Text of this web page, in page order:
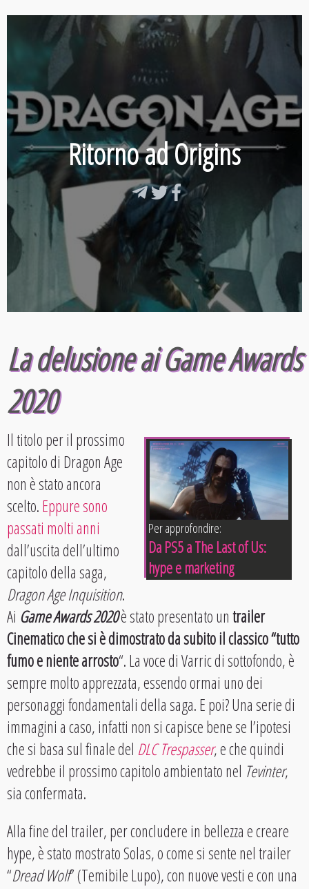
Ritorno ad Origins
La delusione ai Game Awards
2020
Per approfondire:
Da PS5 a The Last of Us:
hype e marketing
Il titolo per il prossimo
capitolo di Dragon Age
non è stato ancora
scelto.Eppure sono
passati molti anni
dall’uscita dell’ultimo
capitolo della saga,
Dragon Age Inquisition.
Ai Game Awards 2020è stato presentato untrailer
Cinematico che si è dimostrato da subito il classico “tutto
fumo e niente arrosto“. La voce di Varric di sottofondo, è
sempre molto apprezzata, essendo ormai uno dei
personaggi fondamentali della saga. E poi? Una serie di
immagini a caso, infatti non si capisce bene se l’ipotesi
che si basa sul finale del DLC Trespasser, e che quindi
vedrebbe il prossimo capitolo ambientato nel Tevinter,
sia confermata.
Alla fine del trailer, per concludere in bellezza e creare
hype, è stato mostrato Solas, o come si sente nel trailer
“Dread Wolf” (Temibile Lupo), con nuove vesti e con una